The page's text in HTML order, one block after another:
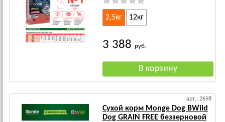
2,5кг 12кг
3 388 руб.
арт.: 2698
Сухой корм Monge Dog BWild
Dog GRAIN FREE беззерновой